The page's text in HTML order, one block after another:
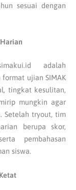
sesuai dengan
adalah
ujian SIMAK
tingkat kesulitan,
mungkin agar
Setelah tryout, tim
berupa skor,
pembahasan
siswa.